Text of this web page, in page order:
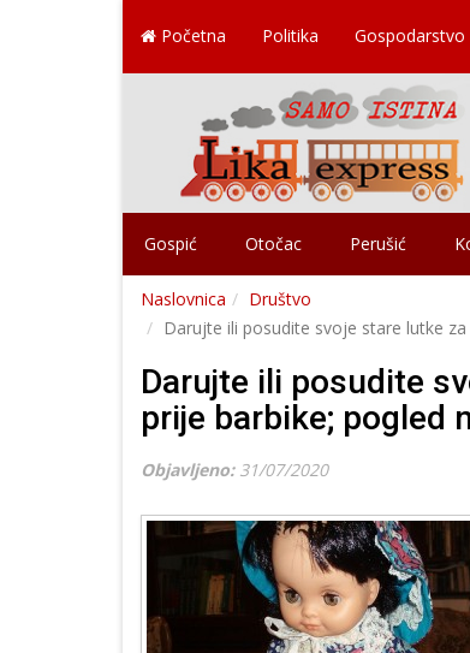
Početna Politika Gospodarstvo
Gospić Otočac Perušić
Naslovnica
Društvo
Darujte ili posudite svoje stare lutke
Darujte ili posudite
prije barbike; pogled
Objavljeno: 31/07/2020